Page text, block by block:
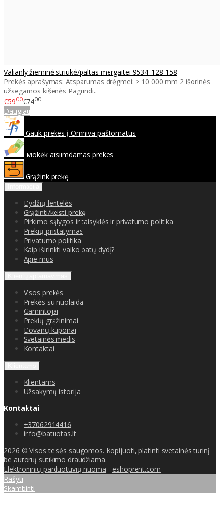
Valianly žieminė striukė/paltas mergaitei 9534_128-158
Prekės aprašymas: Atsparumas drėgmei: > 10 000 mm 2 išorinės
užsegamos kišenės Pagrindi..
€5900€7400
Daugiau
Gauk prekes į Omniva paštomatus
Mokėk atsiimdamas prekes
Grąžink prekę
Dydžių lentelės
Grąžinti/keisti prekę
Pirkimo sąlygos ir taisyklės ir privatumo politika
Prekių pristatymas
Privatumo politika
Kaip iširinkti vaiko batų dydį?
Apie mus
Visos prekės
Prekės su nuolaida
Gamintojai
Prekių grąžinimai
Dovanų kuponai
Svetainės medis
Kontaktai
Klientams
Užsakymų istorija
Kontaktai
+37062914416
info@batuotas.lt
2026 © Visos teisės saugomos. Kopijuoti, platinti svetainės turinį
be autorių sutikimo draudžiama.
Elektroninių parduotuvių nuoma - eshoprent.com
Rašyti
Skambinti